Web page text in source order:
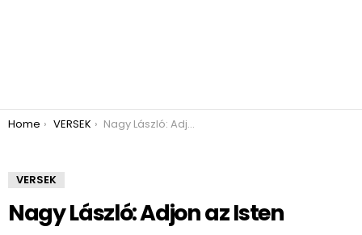
You are here:
Home VERSEK Nagy László: Adjon az Isten
VERSEK
Nagy László: Adjon az Isten